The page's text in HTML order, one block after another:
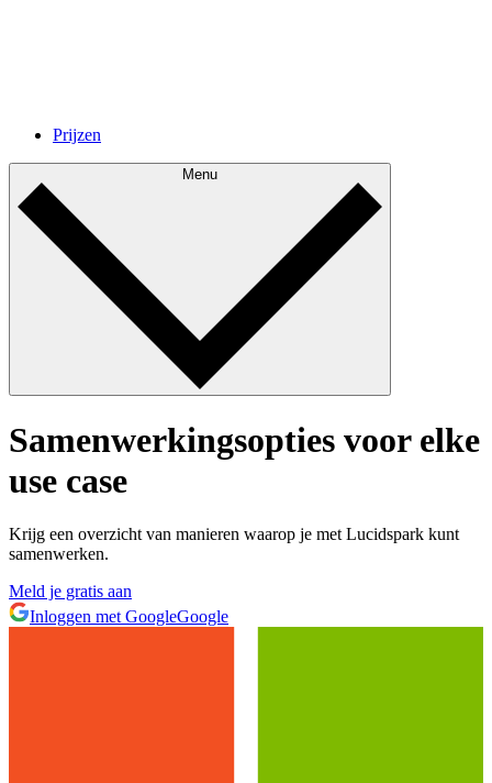
Prijzen
Menu
Samenwerkingsopties voor elke
use case
Krijg een overzicht van manieren waarop je met Lucidspark kunt
samenwerken.
Meld je gratis aan
Inloggen met GoogleGoogle